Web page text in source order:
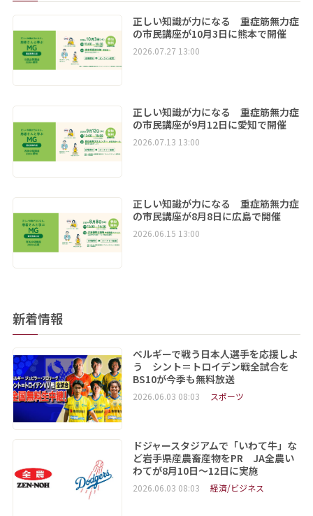
正しい知識が力になる 重症筋無力症
の市民講座が10月3日に熊本で開催
2026.07.27 13:00
正しい知識が力になる 重症筋無力症
の市民講座が9月12日に愛知で開催
2026.07.13 13:00
正しい知識が力になる 重症筋無力症
の市民講座が8月8日に広島で開催
2026.06.15 13:00
新着情報
ベルギーで戦う日本人選手を応援しよ
う シント＝トロイデン戦全試合を
BS10が今季も無料放送
2026.06.03 08:03 スポーツ
ドジャースタジアムで「いわて牛」な
ど岩手県産農畜産物をPR JA全農い
わてが8月10日～12日に実施
2026.06.03 08:03 経済/ビジネス